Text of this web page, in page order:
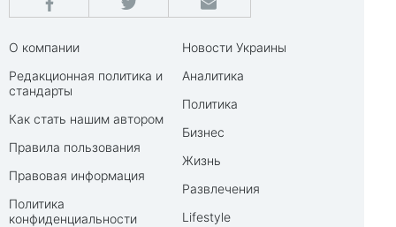
О компании
Редакционная политика и
стандарты
Как стать нашим автором
Правила пользования
Правовая информация
Политика
конфиденциальности
Новости Украины
Аналитика
Политика
Бизнес
Жизнь
Развлечения
Lifestyle